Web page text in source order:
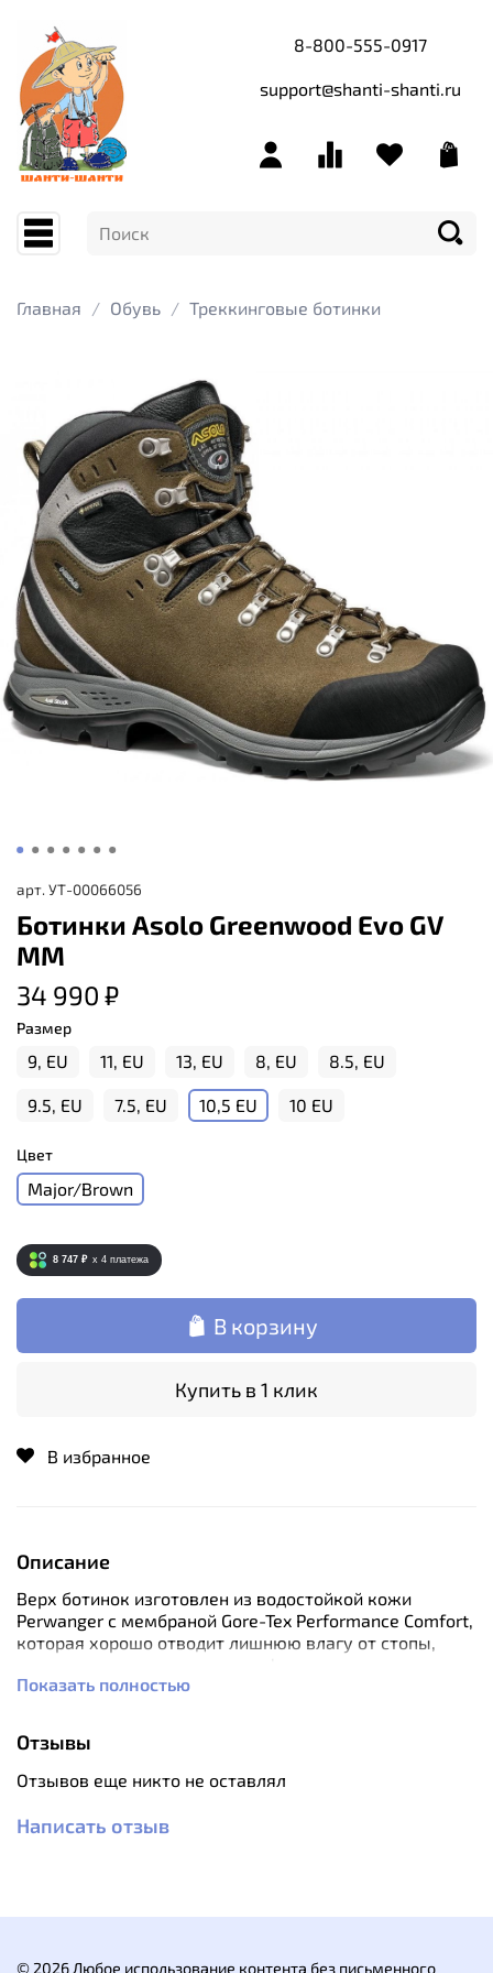
8-800-555-0917
support@shanti-shanti.ru
Главная Обувь Треккинговые ботинки
арт. УТ-00066056
Ботинки Asolo Greenwood Evo GV
MM
34 990 ₽
Размер
9, EU 11, EU 13, EU 8, EU 8.5, EU
9.5, EU 7.5, EU 10,5 EU 10 EU
Цвет
Major/Brown
8 747 ₽ x 4 платежа
В корзину
Купить в 1 клик
В избранное
Описание
Верх ботинок изготовлен из водостойкой кожи
Perwanger с мембраной Gore-Tex Performance Comfort,
которая хорошо отводит лишнюю влагу от стопы,
ботинке. Ботинки надежно фиксируют голеностоп,
работающей как на поддержку и стабильность, так и
на амортизацию.
Цепкая технологичная подмётка с
самоочищающимся протектором.
Показать полностью
Отзывы
Отзывов еще никто не оставлял
Написать отзыв
© 2026 Любое использование контента без письменного